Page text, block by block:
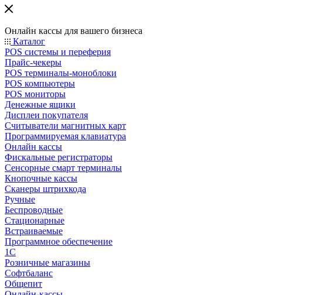
Онлайн кассы для вашего бизнеса
Каталог
POS системы и переферия
Прайс-чекеры
POS терминалы-моноблоки
POS компьютеры
POS мониторы
Денежные ящики
Дисплеи покупателя
Считыватели магнитных карт
Программируемая клавиатура
Онлайн кассы
Фискальные регистраторы
Сенсорные смарт терминалы
Кнопочные кассы
Сканеры штрихкода
Ручные
Беспроводные
Стационарные
Встраиваемые
Программное обеспечение
1С
Розничные магазины
Софтбаланс
Общепит